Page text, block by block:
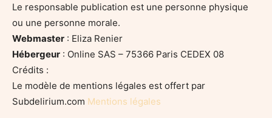
Le responsable publication est une personne physique
ou une personne morale.
Webmaster : Eliza Renier
Hébergeur : Online SAS – 75366 Paris CEDEX 08
Crédits :
Le modèle de mentions légales est offert par
Subdelirium.com Mentions légales